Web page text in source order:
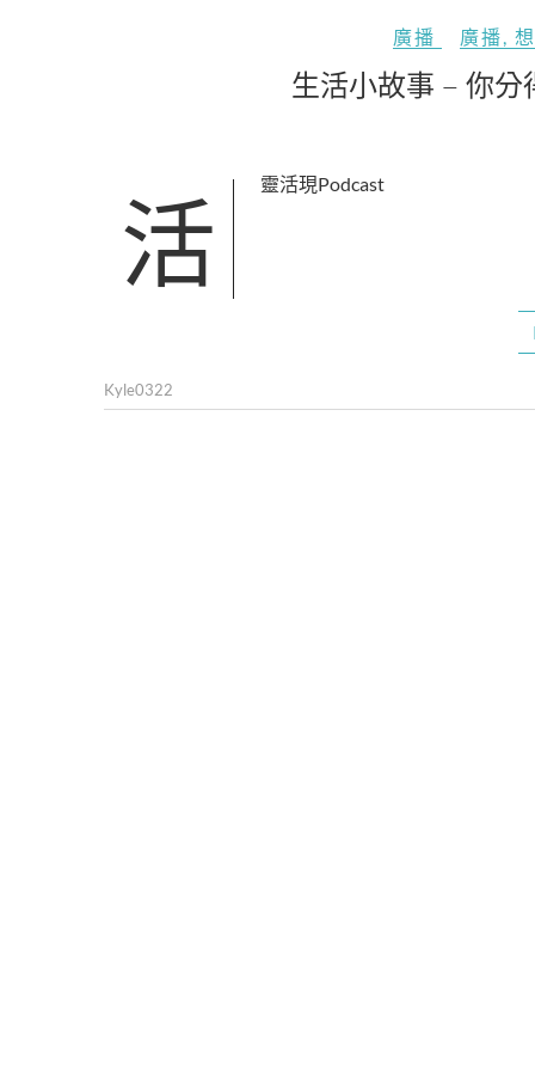
廣播 廣播,
生活小故事 – 你
活靈活現Podcast
Kyle0322